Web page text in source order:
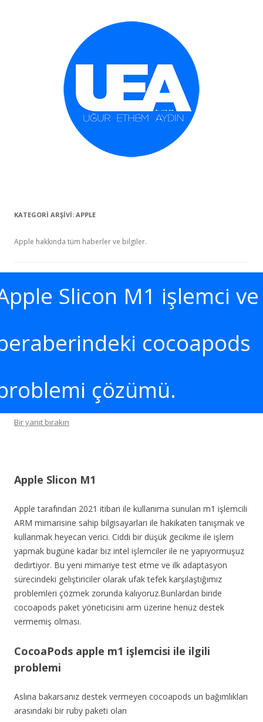
KATEGORI ARŞIVI: APPLE
Apple hakkında tüm haberler ve bilgiler.
Slicon M1 işlemci ve
cocoapods
çözümü.
Bir yanıt bırakın
Apple Slicon M1
Apple tarafından 2021 itibari ile kullanıma sunulan m1 işlemcili
ARM mimarisine sahip bilgisayarları ile hakikaten tanışmak ve
kullanmak heyecan verici. Ciddi bir düşük gecikme ile işlem
yapmak bugüne kadar biz intel işlemciler ile ne yapıyormuşuz
dedirtiyor. Bu yeni mimariye test etme ve ilk adaptasyon
sürecindeki geliştiriciler olarak ufak tefek karşılaştığımız
problemleri çözmek zorunda kalıyoruz.Bunlardan biride
cocoapods paket yöneticisini arm üzerine henüz destek
vermemiş olması.
CocoaPods apple m1 işlemcisi ile ilgili
problemi
Aslına bakarsanız destek vermeyen cocoapods un bağımlıkları
arasındaki bir ruby paketi olan